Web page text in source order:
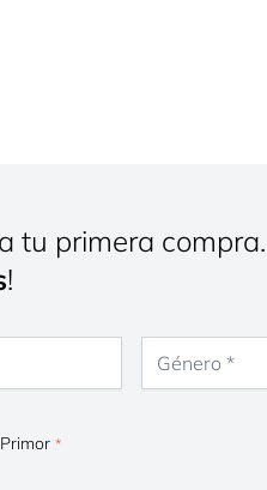
tu primera compra.
!